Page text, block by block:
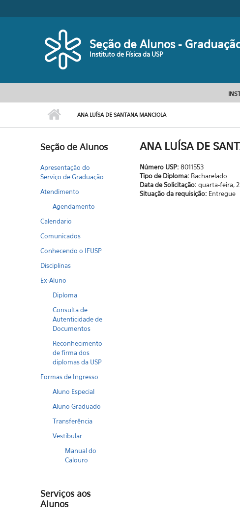
Seção de Alunos -
Instituto de Física da USP
ANA LUÍSA DE SANTANA MANCIOLA
Seção de Alunos
Apresentação do
Serviço de Graduação
Atendimento
Agendamento
Calendario
Comunicados
Conhecendo o IFUSP
Disciplinas
Ex-Aluno
Diploma
Consulta de
Autenticidade de
Documentos
Reconhecimento
de firma dos
diplomas da USP
Formas de Ingresso
Aluno Especial
Aluno Graduado
Transferência
Vestibular
Manual do
Calouro
Serviços aos
Alunos
ANA LUÍSA DE
Número USP: 8011553
Tipo de Diploma: Bacharelado
Data de Solicitação: quarta-feira,
Situação da requisição: Entregue